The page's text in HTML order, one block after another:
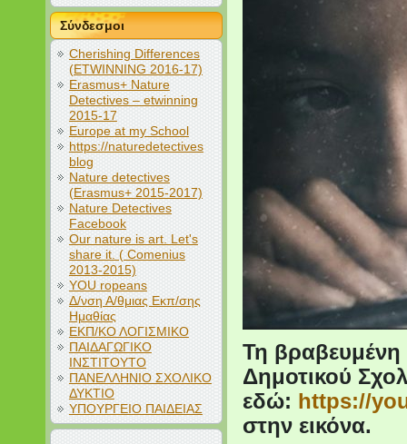
Σύνδεσμοι
Cherishing Differences
(ETWINNING 2016-17)
Erasmus+ Nature
Detectives – etwinning
2015-17
Europe at my School
https://naturedetectives
blog
Nature detectives
(Erasmus+ 2015-2017)
Nature Detectives
Facebook
Our nature is art. Let's
share it. ( Comenius
2013-2015)
YOU ropeans
Δ/νση Α/θμιας Εκπ/σης
Ημαθίας
ΕΚΠ/ΚΟ ΛΟΓΙΣΜΙΚΟ
ΠΑΙΔΑΓΩΓΙΚΟ
ΙΝΣΤΙΤΟΥΤΟ
ΠΑΝΕΛΛΗΝΙΟ ΣΧΟΛΙΚΟ
ΔΥΚΤΙΟ
ΥΠΟΥΡΓΕΙΟ ΠΑΙΔΕΙΑΣ
Τη βραβευμένη
Δημοτικού
εδώ: https://
στην εικόνα.